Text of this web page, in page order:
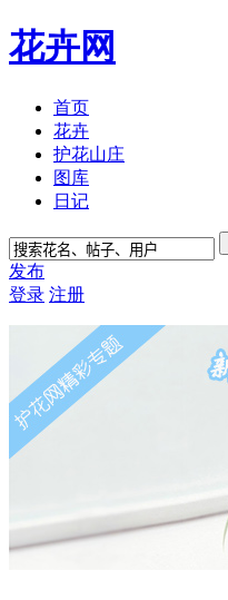
花卉网
首页
花卉
护花山庄
图库
日记
发布
登录 注册